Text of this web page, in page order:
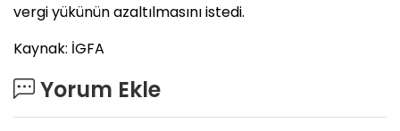
vergi yükünün azaltılmasını istedi.
Kaynak: İGFA
Yorum Ekle